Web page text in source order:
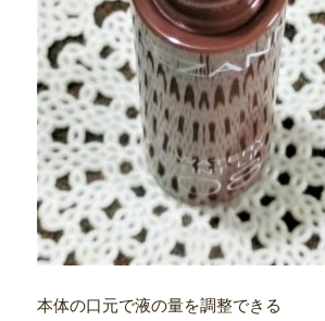
本体の口元で液の量を調整できる